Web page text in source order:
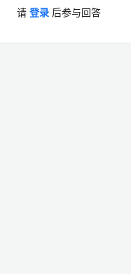
请 登录 后参与回答